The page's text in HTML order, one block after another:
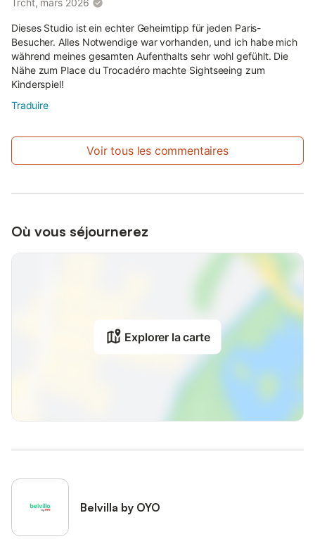
Dieses Studio ist ein echter Geheimtipp für jeden Paris-
Besucher. Alles Notwendige war vorhanden, und ich habe mich
während meines gesamten Aufenthalts sehr wohl gefühlt. Die
Nähe zum Place du Trocadéro machte Sightseeing zum
Kinderspiel!
Traduire
Voir tous les commentaires
Où vous séjournerez
Explorer la carte
Belvilla by OYO